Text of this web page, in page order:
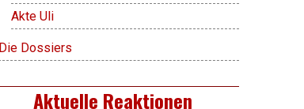
Akte Uli
Die Dossiers
Aktuelle Reaktionen